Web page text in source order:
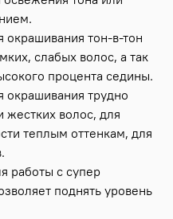
тон-в-тон
слабых волос, а так
процента седины.
трудно
жестких волос, для
теплым оттенкам, для
работы с супер
поднять уровень